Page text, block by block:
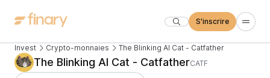
S'inscrire
Invest Crypto-monnaies The Blinking AI Cat - Catfather
The Blinking AI Cat - CatfatherCATF